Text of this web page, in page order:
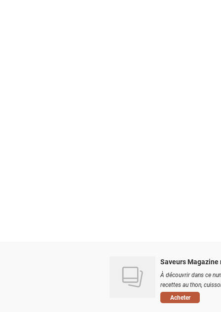
Saveurs Magazine
À découvrir dans ce
recettes au thon,
Acheter